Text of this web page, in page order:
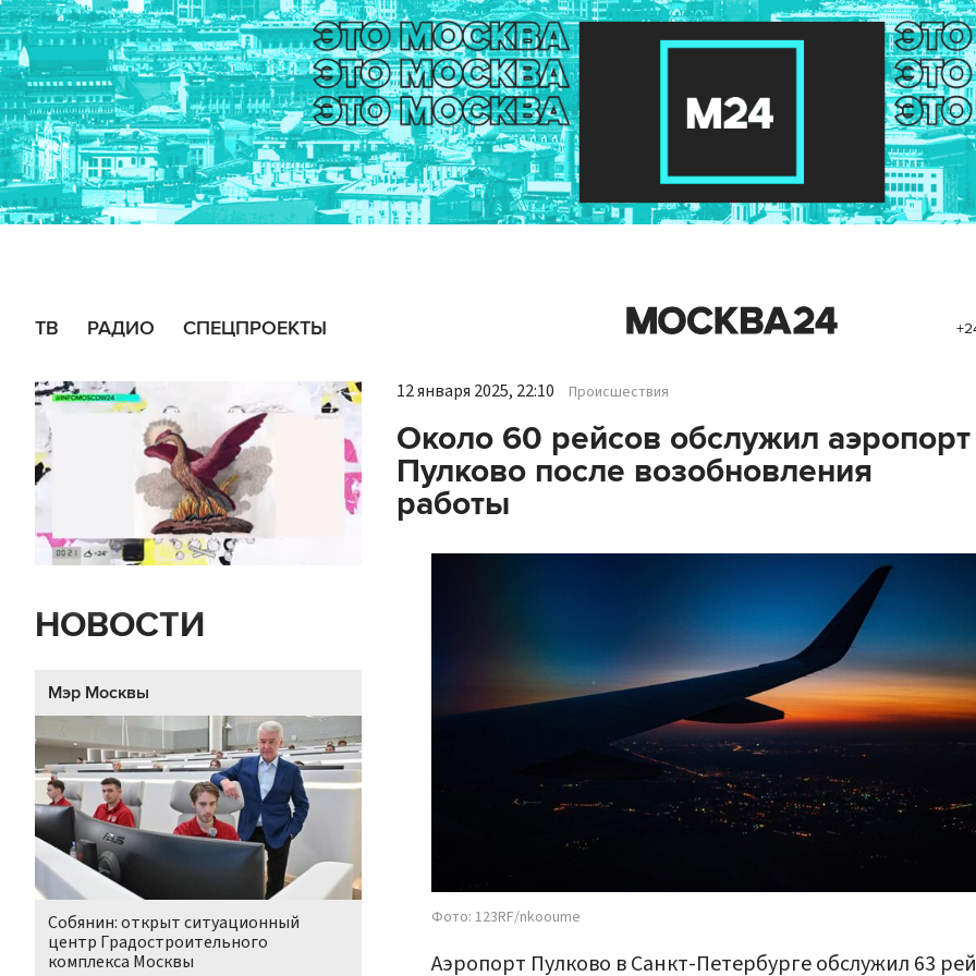
ТВ РАДИО СПЕЦПРОЕКТЫ
НОВОСТИ
Мэр Москвы
Собянин: открыт ситуационный
центр Градостроительного
комплекса Москвы
12 января 2025, 22:10 Происшествия
Около 60 рейсов обслужил аэропорт
Пулково после возобновления
работы
Фото: 123RF/nkooume
Аэропорт Пулково в Санкт-Петербурге обслужил 63